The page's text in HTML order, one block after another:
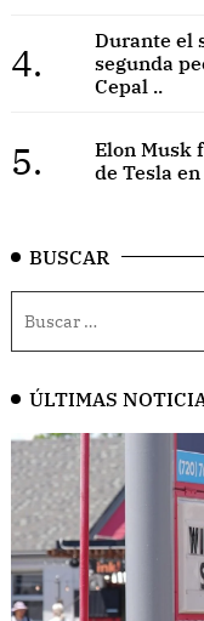
4.
Durante el
segunda
Cepal ..
5.
Elon Musk
de Tesla
BUSCAR
ÚLTIMAS